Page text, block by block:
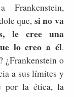
que, si no va
le cree una
lo creo a él.
¿Frankenstein o
a sus límites y
por la ética, la